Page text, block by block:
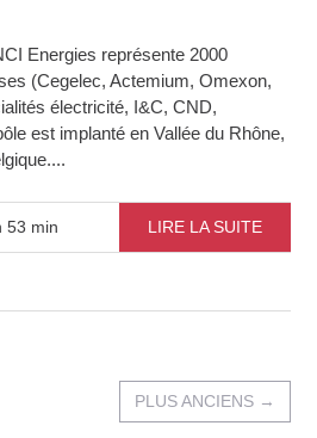
Energies représente 2000
(Cegelec, Actemium, Omexon,
électricité, I&C, CND,
est implanté en Vallée du Rhône,
53 min LIRE LA SUITE
PLUS ANCIENS →